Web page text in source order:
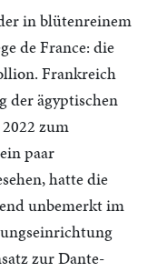
in blütenreinem
de France: die
Frankreich
der ägyptischen
zum
paar
hatte die
unbemerkt im
zur Dante-